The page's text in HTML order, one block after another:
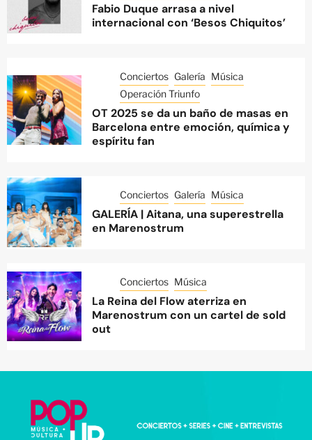
Fabio Duque arrasa a nivel
internacional con ‘Besos Chiquitos’
Conciertos Galería Música
Operación Triunfo
OT 2025 se da un baño de masas en
Barcelona entre emoción, química y
espíritu fan
Conciertos Galería Música
GALERÍA | Aitana, una superestrella
en Marenostrum
Conciertos Música
La Reina del Flow aterriza en
Marenostrum con un cartel de sold
out